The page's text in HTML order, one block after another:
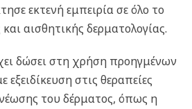
εκτενή εμπειρία σε όλο το
αισθητικής δερματολογίας.
δώσει στη χρήση προηγμένων
εξειδίκευση στις θεραπείες
του δέρματος, όπως η